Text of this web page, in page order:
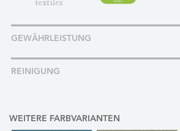
GEWÄHRLEISTUNG
REINIGUNG
WEITERE FARBVARIANTEN